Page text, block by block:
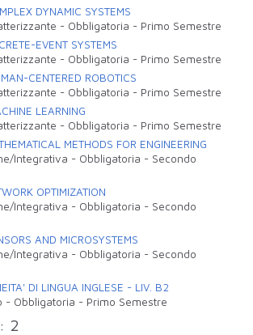
DYNAMIC SYSTEMS
- Obbligatoria - Primo Semestre
EVENT SYSTEMS
- Obbligatoria - Primo Semestre
CENTERED ROBOTICS
- Obbligatoria - Primo Semestre
LEARNING
- Obbligatoria - Primo Semestre
METHODS FOR ENGINEERING
Integrativa - Obbligatoria - Secondo
OPTIMIZATION
Integrativa - Obbligatoria - Secondo
AND MICROSYSTEMS
Integrativa - Obbligatoria - Secondo
DI LINGUA INGLESE - LIV. B2
- Obbligatoria - Primo Semestre
2